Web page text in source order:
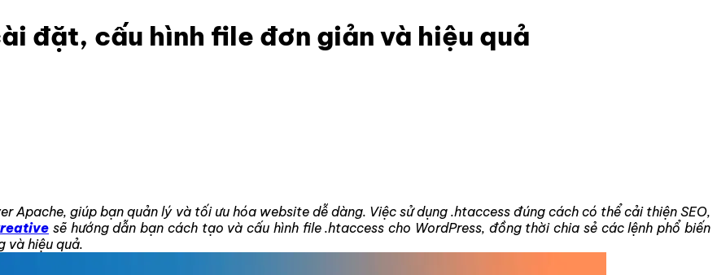
đặt, cấu hình file đơn giản và hiệu quả
Apache, giúp bạn quản lý và tối ưu hóa website dễ dàng. Việc sử dụng .htaccess đúng cách có thể cải thiện SEO,
sẽ hướng dẫn bạn cách tạo và cấu hình file .htaccess cho WordPress, đồng thời chia sẻ các lệnh phổ biến
và hiệu quả.